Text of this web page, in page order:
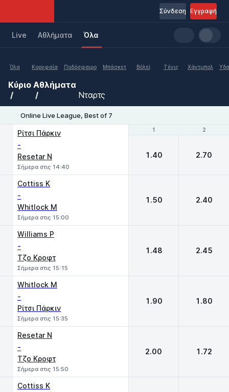
Εγγραφή
Σύνδεση
Live Aθλήματα Όλα
Όλα Κορυφαία Ποδόσφαιρο Μπάσκετ Βόλεϊ Τένις Χάντμπολ
Κύριο Αθλήματα
Νταρτς
Online Live League, Best of 7
1 2
Ρίτσι Πάρκιν
-
Resetar N
Σήμερα στις 14:40
1 2
1.40 2.70
Cottiss K
-
Whitlock M
Σήμερα στις 15:00
1.50 2.40
Williams P
-
Τζο Κροφτ
Σήμερα στις 15:15
1.48 2.45
Whitlock M
-
Ρίτσι Πάρκιν
Σήμερα στις 15:35
1.90 1.80
Resetar N
-
Τζο Κροφτ
Σήμερα στις 15:50
2.00 1.72
Cottiss K